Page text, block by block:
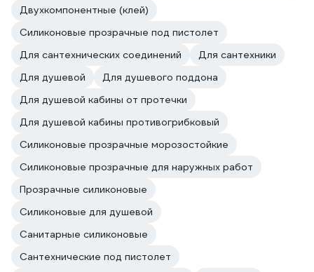
Двухкомпонентные (клей)
Силиконовые прозрачные под пистолет
Для сантехнических соединений
Для сантехники
Для душевой
Для душевого поддона
Для душевой кабины от протечки
Для душевой кабины противогрибковый
Силиконовые прозрачные морозостойкие
Силиконовые прозрачные для наружных работ
Прозрачные силиконовые
Силиконовые для душевой
Санитарные силиконовые
Сантехнические под пистолет